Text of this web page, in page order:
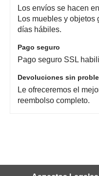
Los envíos se hacen
Los muebles y objetos
días hábiles.
Pago seguro
Pago seguro SSL
Devoluciones sin
Le ofreceremos el
reembolso completo.